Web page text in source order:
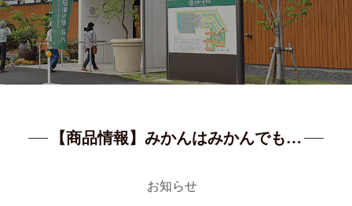
【商品情報】みかんはみかんでも…
お知らせ